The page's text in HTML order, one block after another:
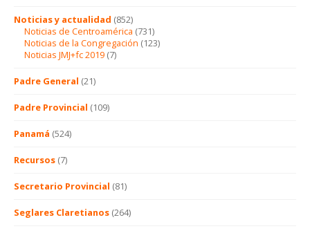
Noticias y actualidad (852)
Noticias de Centroamérica (731)
Noticias de la Congregación (123)
Noticias JMJ+fc 2019 (7)
Padre General (21)
Padre Provincial (109)
Panamá (524)
Recursos (7)
Secretario Provincial (81)
Seglares Claretianos (264)